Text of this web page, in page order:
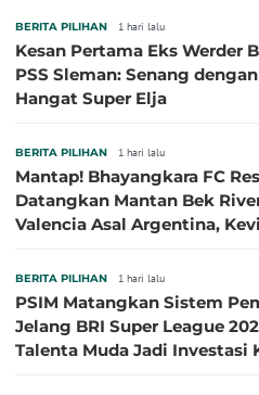
BERITA PILIHAN 1 hari lalu
Kesan Pertama Eks Werder
PSS Sleman: Senang
Hangat Super Elja
BERITA PILIHAN 1 hari lalu
Mantap! Bhayangkara FC
Datangkan Mantan Bek
Valencia Asal Argentina, Kevin Leonel
BERITA PILIHAN 1 hari lalu
PSIM Matangkan Sistem
Jelang BRI Super League
Talenta Muda Jadi Investasi